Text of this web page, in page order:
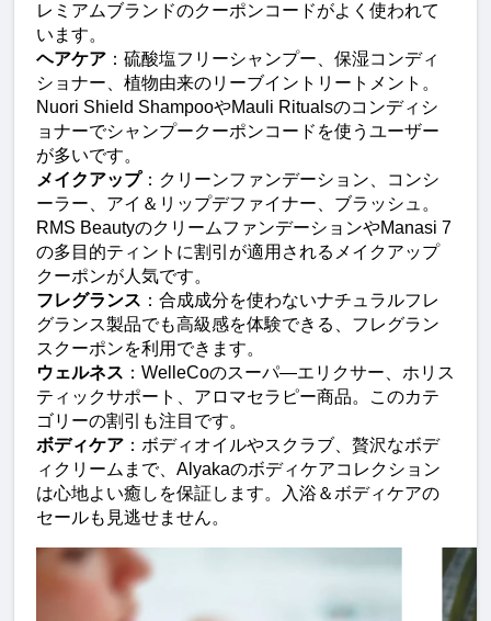
レミアムブランドのクーポンコードがよく使われて
います。
ヘアケア ：硫酸塩フリーシャンプー、保湿コンディ
ショナー、植物由来のリーブイントリートメント。
Nuori Shield ShampooやMauli Ritualsのコンディシ
ョナーでシャンプークーポンコードを使うユーザー
が多いです。
メイクアップ：クリーンファンデーション、コンシ
ーラー、アイ＆リップデファイナー、ブラッシュ。
RMS BeautyのクリームファンデーションやManasi 7
の多目的ティントに割引が適用されるメイクアップ
クーポンが人気です。
フレグランス ：合成成分を使わないナチュラルフレ
グランス製品でも高級感を体験できる、フレグラン
スクーポンを利用できます。
ウェルネス ：WelleCoのスーパ―エリクサー、ホリス
ティックサポート、アロマセラピー商品。このカテ
ゴリーの割引も注目です。
ボディケア ：ボディオイルやスクラブ、贅沢なボデ
ィクリームまで、Alyakaのボディケアコレクション
は心地よい癒しを保証します。入浴＆ボディケアの
セールも見逃せません。